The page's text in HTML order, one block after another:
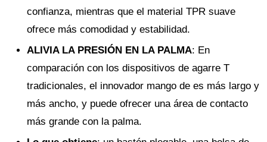
confianza, mientras que el material TPR suave
ofrece más comodidad y estabilidad.
ALIVIA LA PRESIÓN EN LA PALMA: En
comparación con los dispositivos de agarre T
tradicionales, el innovador mango de es más largo y
más ancho, y puede ofrecer una área de contacto
más grande con la palma.